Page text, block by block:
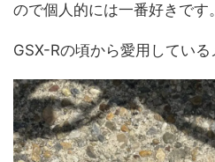
ので個人的には一番好きです。
GSX-Rの頃から愛用している